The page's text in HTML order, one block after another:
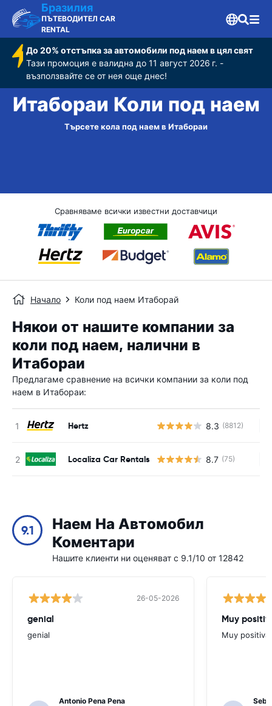
Бразилия
ПЪТЕВОДИТЕЛ CAR
RENTAL
До 20% отстъпка за автомобили под наем в цял свят
Тази промоция е валидна до 11 август 2026 г. -
възползвайте се от нея още днес!
Итабораи Коли под наем
Търсете кола под наем в Итабораи
Сравняваме всички известни доставчици
Начало Коли под наем Итаборай
Някои от нашите компании за
коли под наем, налични в
Итабораи
Предлагаме сравнение на всички компании за коли под
наем в Итабораи:
Hertz 8.3 (8812)
Localiza Car Rentals 8.7 (75)
9.1
Наем На Автомобил
Коментари
Нашите клиенти ни оценяват с 9.1/10 от 12842
26-05-2026
genial
genial
Antonio Pena Pena
Muy
Muy positiva